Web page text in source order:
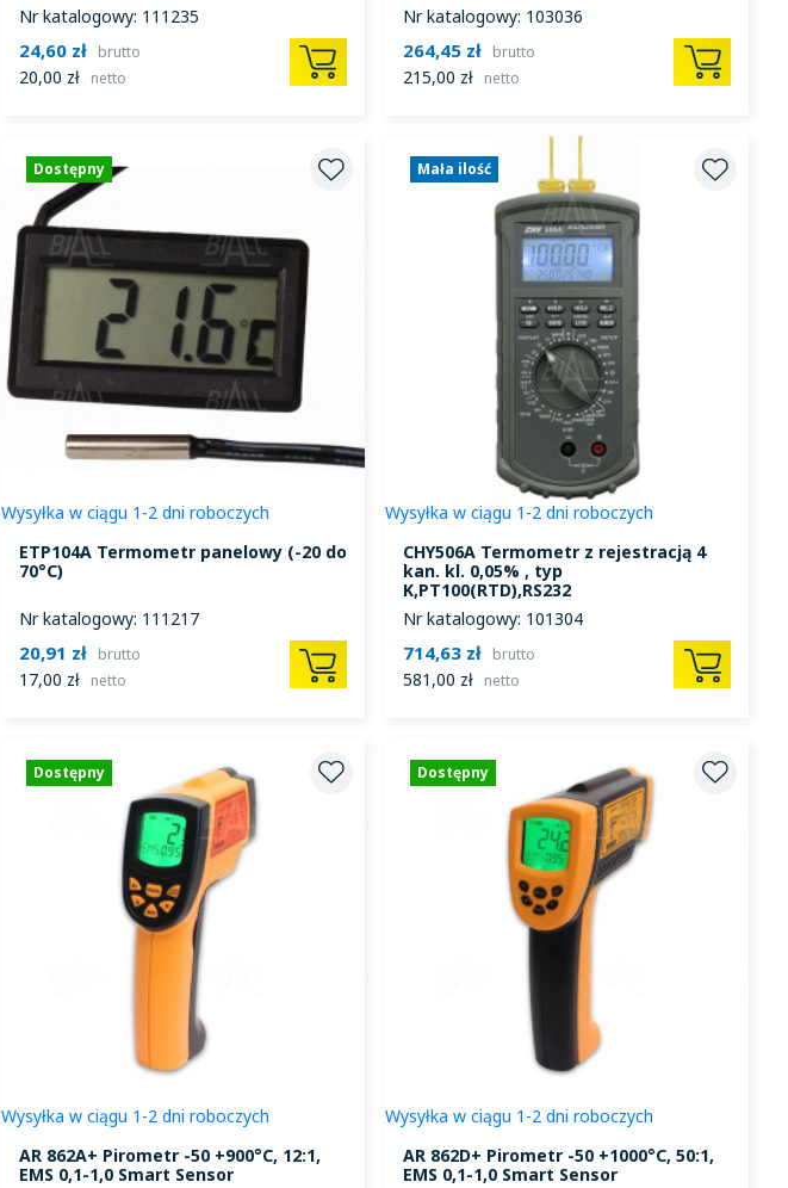
Nr katalogowy: 111235
24,60 zł brutto
20,00 zł netto
Nr katalogowy: 103036
264,45 zł brutto
215,00 zł netto
Dostępny
Wysyłka w ciągu 1-2 dni roboczych
ETP104A Termometr panelowy (-20 do
70°C)
Nr katalogowy: 111217
20,91 zł brutto
17,00 zł netto
Mała ilość
Wysyłka w ciągu 1-2 dni roboczych
CHY506A Termometr z rejestracją 4
kan. kl. 0,05% , typ
K,PT100(RTD),RS232
Nr katalogowy: 101304
714,63 zł brutto
581,00 zł netto
Dostępny
Wysyłka w ciągu 1-2 dni roboczych
AR 862A+ Pirometr -50 +900°C, 12:1,
EMS 0,1-1,0 Smart Sensor
Dostępny
Wysyłka w ciągu 1-2 dni roboczych
AR 862D+ Pirometr -50 +1000°C, 50:1,
EMS 0,1-1,0 Smart Sensor